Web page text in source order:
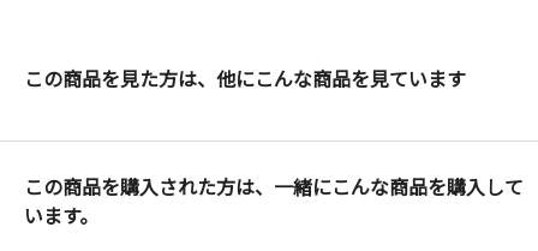
この商品を見た方は、他にこんな商品を見ています
この商品を購入された方は、一緒にこんな商品を購入して
います。